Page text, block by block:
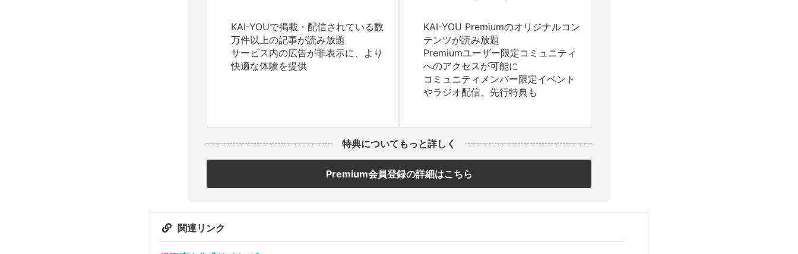
KAI-YOUで掲載・配信されている数
万件以上の記事が読み放題
サービス内の広告が非表示に、より
快適な体験を提供
KAI-YOU Premiumのオリジナルコン
テンツが読み放題
Premiumユーザー限定コミュニティ
へのアクセスが可能に
コミュニティメンバー限定イベント
やラジオ配信、先行特典も
特典についてもっと詳しく
Premium会員登録の詳細はこちら
関連リンク